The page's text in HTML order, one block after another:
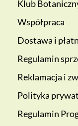
Klub
Współpraca
Dostawa i
Regulamin
Reklamacja i
Polityka
Regulamin